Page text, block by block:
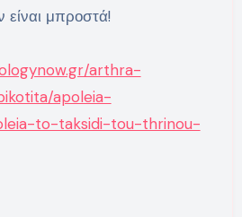
είναι μπροστά!
arthra-
apoleia-
to-taksidi-tou-thrinou-